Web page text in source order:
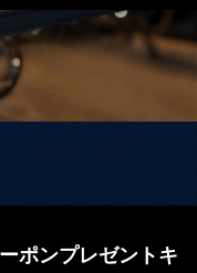
ポンプレゼントキ